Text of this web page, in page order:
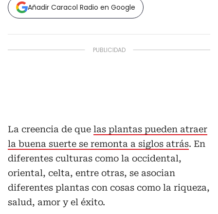
Añadir Caracol Radio en Google
La creencia de que las plantas pueden atraer
la buena suerte se remonta a siglos atrás. En
diferentes culturas como la occidental,
oriental, celta, entre otras, se asocian
diferentes plantas con cosas como la riqueza,
salud, amor y el éxito.